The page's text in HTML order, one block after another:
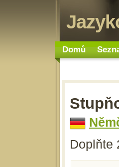
Domů
Doplňte